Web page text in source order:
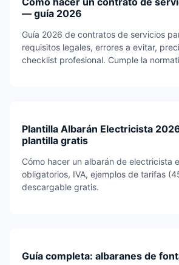
— guía 2026
Guía 2026 de contratos de servicios
requisitos legales, errores a evitar,
checklist profesional. Cumple la
Plantilla Albarán Electricista
plantilla gratis
Cómo hacer un albarán de electricista
obligatorios, IVA, ejemplos de tarifas
descargable gratis.
Guía completa: albaranes de